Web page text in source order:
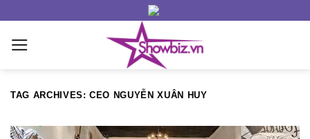
content
TAG ARCHIVES:CEO NGUYỄN XUÂN HUY